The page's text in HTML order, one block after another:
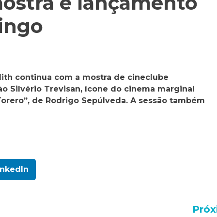
continua com a mostra de cineclube
Silvério Trevisan, ícone do cinema marginal
de Rodrigo Sepúlveda. A sessão também